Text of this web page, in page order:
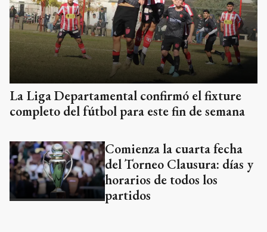
La Liga Departamental confirmó el fixture
completo del fútbol para este fin de semana
Comienza la cuarta fecha
del Torneo Clausura: días y
horarios de todos los
partidos